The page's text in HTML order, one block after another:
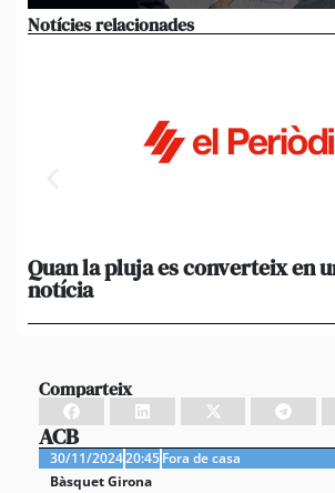
Notícies relacionades
Quan la pluja es converteix en
notícia
Comparteix
ACB
30/11/202420:45Fora de casa
Bàsquet Girona